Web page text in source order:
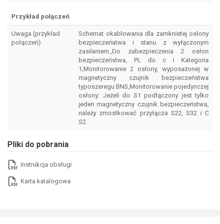
Przykład połączeń
Uwaga (przykład
połączeń)
Schemat okablowania dla zamknietej osłony
bezpieczeńatwa i stanu z wyłączonym
zasilaniem.,Do zabezpieczenia 2 osłon
bezpieczeństwa, PL do c i Kategoria
1,Monitorowanie 2 osłony, wyposażonej w
magnetyczny czujnik bezpieczeństwa
typoszeregu BNS,Monitorowanie pojedynczej
osłony: Jeżeli do S1 podłączony jest tylko
jeden magnetyczny czujnik bezpieczeństwa,
należy zmostkować przyłącza S22, S32 i C
S2.
Pliki do pobrania
Instrukcja obsługi
Karta katalogowa